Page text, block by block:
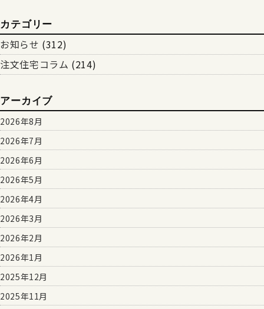
カテゴリー
お知らせ (312)
注文住宅コラム (214)
アーカイブ
2026年8月
2026年7月
2026年6月
2026年5月
2026年4月
2026年3月
2026年2月
2026年1月
2025年12月
2025年11月